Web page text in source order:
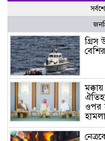
গ্রিস
ওপর